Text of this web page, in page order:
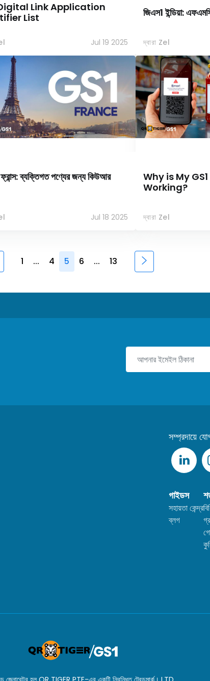
Link Application
List
Jul 19 2025
জিএস1 ইন্ডিয়া:
দ্বারা Zel
ব্যক্তিগত পণ্যের জন্য কিউআর
Jul 18 2025
Why is My
Working?
দ্বারা Zel
1 ... 4 5 6 ... 13
সম্প্রদায়ে
গাইডস
সহায়তা কেন্দ্র
ব্লগ